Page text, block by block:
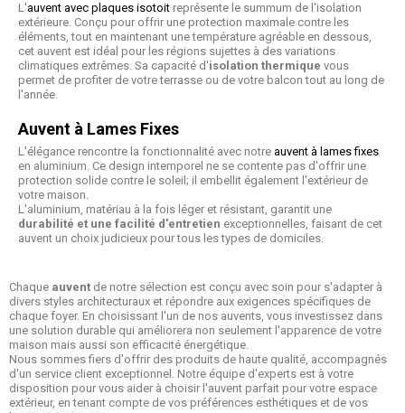
L'auvent avec plaques isotoit représente le summum de l'isolation
extérieure. Conçu pour offrir une protection maximale contre les
éléments, tout en maintenant une température agréable en dessous,
cet auvent est idéal pour les régions sujettes à des variations
climatiques extrêmes. Sa capacité d'isolation thermique vous
permet de profiter de votre terrasse ou de votre balcon tout au long de
l'année.
Auvent à Lames Fixes
L'élégance rencontre la fonctionnalité avec notre auvent à lames fixes
en aluminium. Ce design intemporel ne se contente pas d'offrir une
protection solide contre le soleil; il embellit également l'extérieur de
votre maison.
L'aluminium, matériau à la fois léger et résistant, garantit une
durabilité et une facilité d'entretien exceptionnelles, faisant de cet
auvent un choix judicieux pour tous les types de domiciles.
Chaque auvent de notre sélection est conçu avec soin pour s'adapter à
divers styles architecturaux et répondre aux exigences spécifiques de
chaque foyer. En choisissant l'un de nos auvents, vous investissez dans
une solution durable qui améliorera non seulement l'apparence de votre
maison mais aussi son efficacité énergétique.
Nous sommes fiers d'offrir des produits de haute qualité, accompagnés
d'un service client exceptionnel. Notre équipe d'experts est à votre
disposition pour vous aider à choisir l'auvent parfait pour votre espace
extérieur, en tenant compte de vos préférences esthétiques et de vos